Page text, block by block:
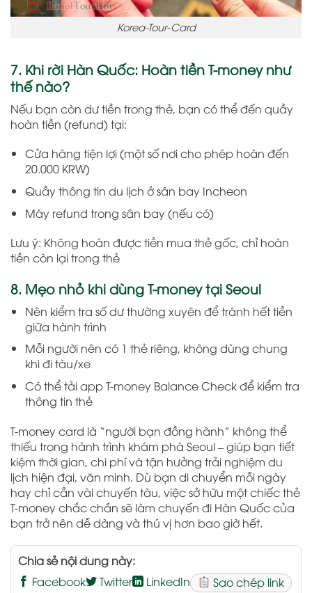
Korea-Tour-Card
7. Khi rời Hàn Quốc: Hoàn tiền T-money như
thế nào?
Nếu bạn còn dư tiền trong thẻ, bạn có thể đến quầy
hoàn tiền (refund) tại:
Cửa hàng tiện lợi (một số nơi cho phép hoàn đến
20.000 KRW)
Quầy thông tin du lịch ở sân bay Incheon
Máy refund trong sân bay (nếu có)
Lưu ý: Không hoàn được tiền mua thẻ gốc, chỉ hoàn
tiền còn lại trong thẻ
8. Mẹo nhỏ khi dùng T-money tại Seoul
Nên kiểm tra số dư thường xuyên để tránh hết tiền
giữa hành trình
Mỗi người nên có 1 thẻ riêng, không dùng chung
khi đi tàu/xe
Có thể tải app T-money Balance Check để kiểm tra
thông tin thẻ
T-money card là “người bạn đồng hành” không thể
thiếu trong hành trình khám phá Seoul – giúp bạn tiết
kiệm thời gian, chi phí và tận hưởng trải nghiệm du
lịch hiện đại, văn minh. Dù bạn di chuyển mỗi ngày
hay chỉ cần vài chuyến tàu, việc sở hữu một chiếc thẻ
T-money chắc chắn sẽ làm chuyến đi Hàn Quốc của
bạn trở nên dễ dàng và thú vị hơn bao giờ hết.
Chia sẻ nội dung này:
Facebook
Twitter LinkedIn Sao chép link